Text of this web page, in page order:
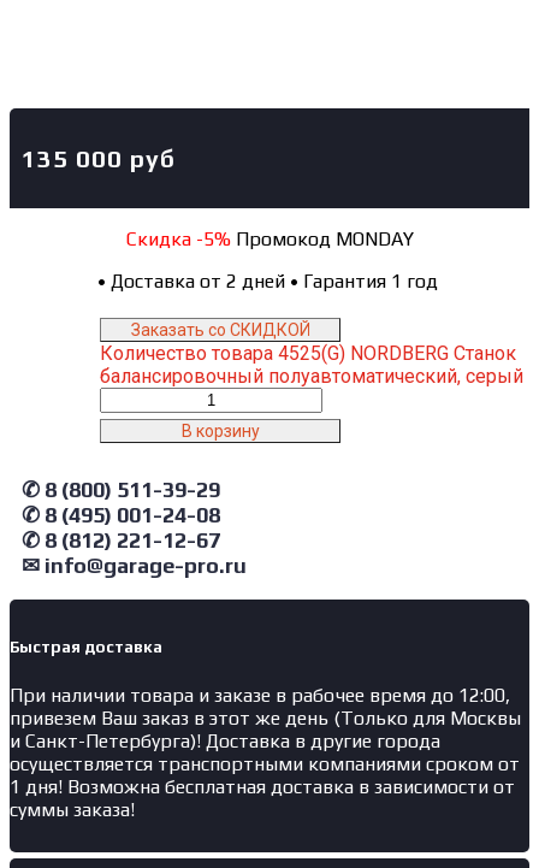
135 000 руб
Скидка -5%Промокод MONDAY
• Доставка от 2 дней • Гарантия 1 год
Заказать со СКИДКОЙ
Количество товара 4525(G) NORDBERG Станок
балансировочный полуавтоматический, серый
В корзину
✆ 8 (800) 511-39-29
✆ 8 (495) 001-24-08
✆ 8 (812) 221-12-67
✉ info@garage-pro.ru
Быстрая доставка
При наличии товара и заказе в рабочее время до 12:00,
привезем Ваш заказ в этот же день (Только для Москвы
и Санкт-Петербурга)! Доставка в другие города
осуществляется транспортными компаниями сроком от
1 дня! Возможна бесплатная доставка в зависимости от
суммы заказа!